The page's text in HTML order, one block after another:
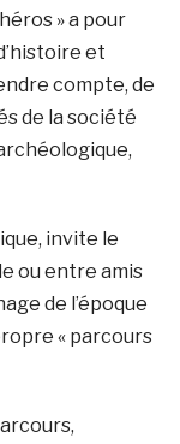
» a pour
et
compte, de
de la société
invite le
ou entre amis
de l’époque
« parcours